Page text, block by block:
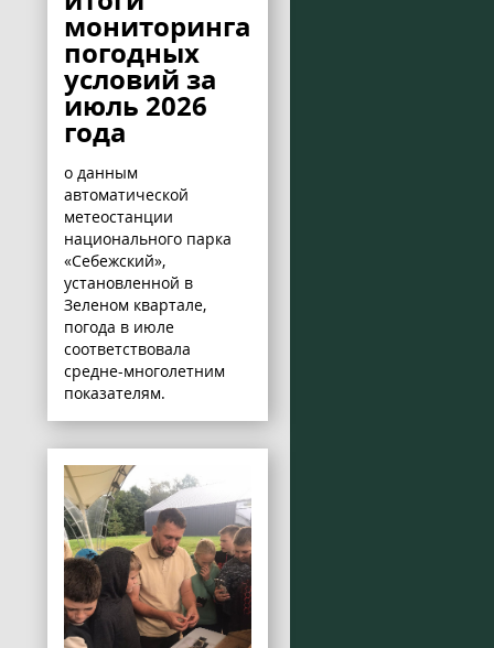
мониторинга
погодных
условий за
июль 2026
года
о данным
автоматической
метеостанции
национального парка
«Себежский»,
установленной в
Зеленом квартале,
погода в июле
соответствовала
средне-многолетним
показателям.